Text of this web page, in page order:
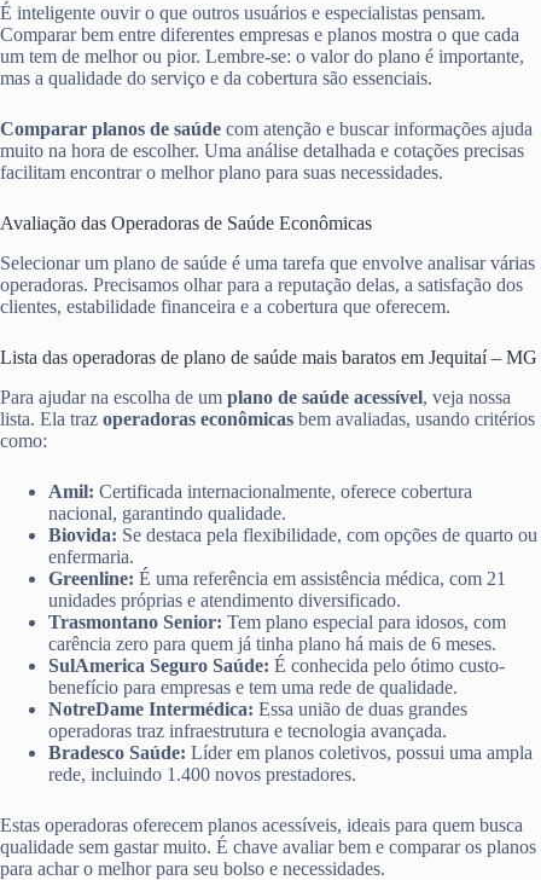
É inteligente ouvir o que outros usuários e especialistas pensam.
Comparar bem entre diferentes empresas e planos mostra o que cada
um tem de melhor ou pior. Lembre-se: o valor do plano é importante,
mas a qualidade do serviço e da cobertura são essenciais.
Comparar planos de saúde com atenção e buscar informações ajuda
muito na hora de escolher. Uma análise detalhada e cotações precisas
facilitam encontrar o melhor plano para suas necessidades.
Avaliação das Operadoras de Saúde Econômicas
Selecionar um plano de saúde é uma tarefa que envolve analisar várias
operadoras. Precisamos olhar para a reputação delas, a satisfação dos
clientes, estabilidade financeira e a cobertura que oferecem.
Lista das operadoras de plano de saúde mais baratos em Jequitaí – MG
Para ajudar na escolha de um plano de saúde acessível, veja nossa
lista. Ela traz operadoras econômicas bem avaliadas, usando critérios
como:
Amil: Certificada internacionalmente, oferece cobertura
nacional, garantindo qualidade.
Biovida: Se destaca pela flexibilidade, com opções de quarto ou
enfermaria.
Greenline: É uma referência em assistência médica, com 21
unidades próprias e atendimento diversificado.
Trasmontano Senior: Tem plano especial para idosos, com
carência zero para quem já tinha plano há mais de 6 meses.
SulAmerica Seguro Saúde: É conhecida pelo ótimo custo-
benefício para empresas e tem uma rede de qualidade.
NotreDame Intermédica: Essa união de duas grandes
operadoras traz infraestrutura e tecnologia avançada.
Bradesco Saúde: Líder em planos coletivos, possui uma ampla
rede, incluindo 1.400 novos prestadores.
Estas operadoras oferecem planos acessíveis, ideais para quem busca
qualidade sem gastar muito. É chave avaliar bem e comparar os planos
para achar o melhor para seu bolso e necessidades.